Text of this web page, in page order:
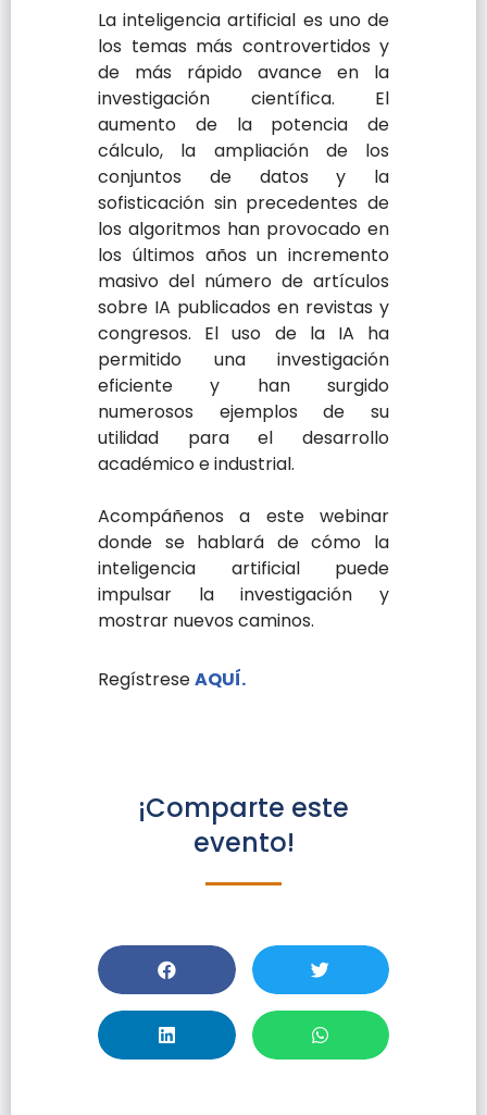
La inteligencia artificial es uno de
los temas más controvertidos y
de más rápido avance en la
investigación científica. El
aumento de la potencia de
cálculo, la ampliación de los
conjuntos de datos y la
sofisticación sin precedentes de
los algoritmos han provocado en
los últimos años un incremento
masivo del número de artículos
sobre IA publicados en revistas y
congresos. El uso de la IA ha
permitido una investigación
eficiente y han surgido
numerosos ejemplos de su
utilidad para el desarrollo
académico e industrial.
Acompáñenos a este webinar
donde se hablará de cómo la
inteligencia artificial puede
impulsar la investigación y
mostrar nuevos caminos.
RegístreseAQUÍ.
¡Comparte este
evento!